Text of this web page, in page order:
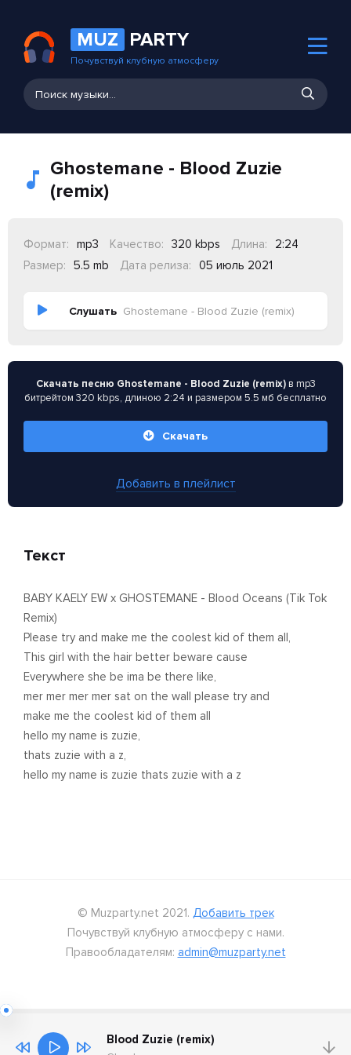
MUZ PARTY
Почувствуй клубную атмосферу
Ghostemane - Blood Zuzie
(remix)
Формат: mp3 Качество: 320 kbps Длина:
2:24
Размер:
5.5 mb Дата релиза: 05 июль 2021
Слушать Ghostemane - Blood Zuzie (remix)
Скачать песню Ghostemane - Blood Zuzie (remix)в mp3
битрейтом 320 kbps, длиною 2:24 и размером 5.5 мб бесплатно
Скачать
Добавить в плейлист
Текст
BABY KAELY EW x GHOSTEMANE - Blood Oceans (Tik Tok
Remix)
Please try and make me the coolest kid of them all,
This girl with the hair better beware cause
Everywhere she be ima be there like,
mer mer mer mer sat on the wall please try and
make me the coolest kid of them all
hello my name is zuzie,
thats zuzie with a z,
hello my name is zuzie thats zuzie with a z
© Muzparty.net 2021. Добавить трек
Почувствуй клубную атмосферу с нами.
Правообладателям: admin@muzparty.net
Blood Zuzie (remix)